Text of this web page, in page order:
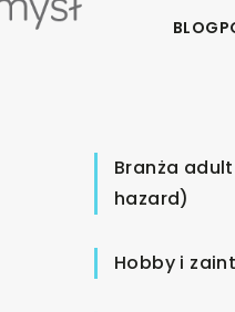
BLOG
Branża
hazard)
Hobby i